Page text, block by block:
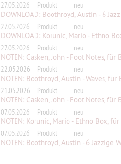
27.05.2026
Produkt
neu
DOWNLOAD: Boothroyd, Austin - 6
27.05.2026
Produkt
neu
DOWNLOAD: Korunic, Mario - Ethno
27.05.2026
Produkt
neu
NOTEN: Casken, John - Foot Notes, für
22.05.2026
Produkt
neu
NOTEN: Boothroyd, Austin - Waves, für
21.05.2026
Produkt
neu
NOTEN: Casken, John - Foot Notes, für
07.05.2026
Produkt
neu
NOTEN: Korunic, Mario - Ethno Box, für
07.05.2026
Produkt
neu
NOTEN: Boothroyd, Austin - 6 Jazzige